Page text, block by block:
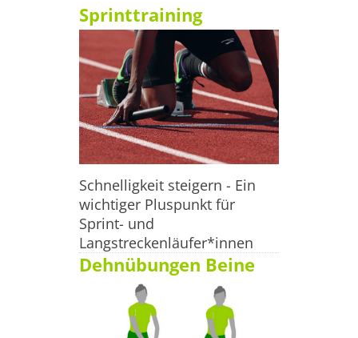
Zahlungsmöglichkeiten EC-Karte, Kreditkarten (Visa,
American Express,
Sprinttraining
Schnelligkeit steigern - Ein
wichtiger Pluspunkt für
Sprint- und
Langstreckenläufer*innen
Dehnübungen Beine